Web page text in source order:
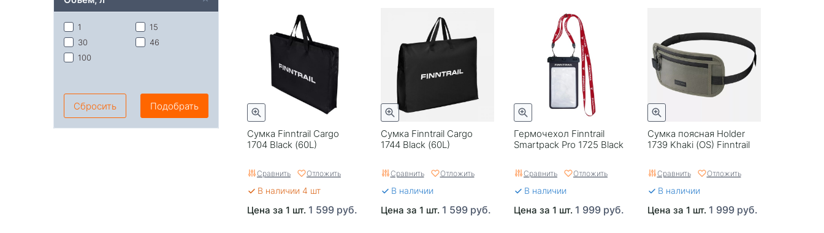
Сумка Finntrail Cargo
1704 Black (60L)
Сравнить Отложить
В наличии 4 шт
Цена за 1 шт. 1 599 руб.
Сумка Finntrail Cargo
1744 Black (60L)
Сравнить Отложить
В наличии
Цена за 1 шт. 1 599 руб.
Гермочехол Finntrail
Smartpack Pro 1725 Black
Сравнить Отложить
В наличии
Цена за 1 шт. 1 999 руб.
Сумка поясная Holder
1739 Khaki (OS) Finntrail
Сравнить Отложить
В наличии
Цена за 1 шт. 1 999 руб.
1
15
30
46
100
Сбросить Подобрать